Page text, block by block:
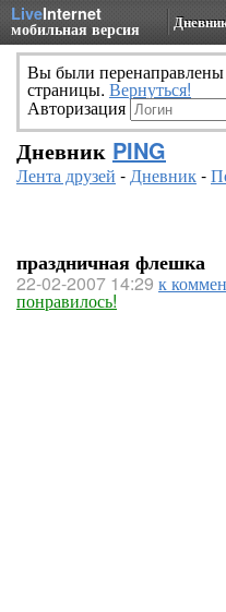
LiveInternet
мобильная версия
Вы были
страницы. Вернуться!
Авторизация
Дневник PING
Лента друзей -Дневник-
праздничная флешка
22-02-2007 14:29 к
понравилось!